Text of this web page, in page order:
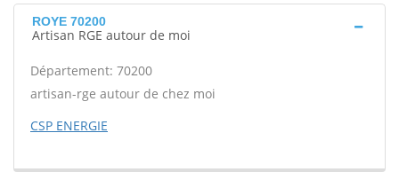
ROYE 70200
Artisan RGE autour de moi
Département: 70200
artisan-rge autour de chez moi
CSP ENERGIE